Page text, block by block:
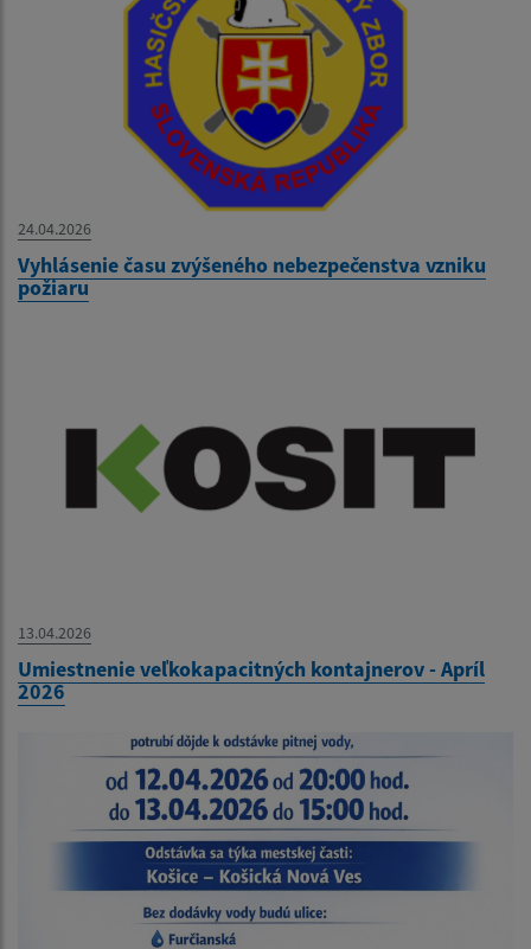
24.04.2026
Vyhlásenie času zvýšeného nebezpečenstva vzniku
požiaru
13.04.2026
Umiestnenie veľkokapacitných kontajnerov - Apríl
2026